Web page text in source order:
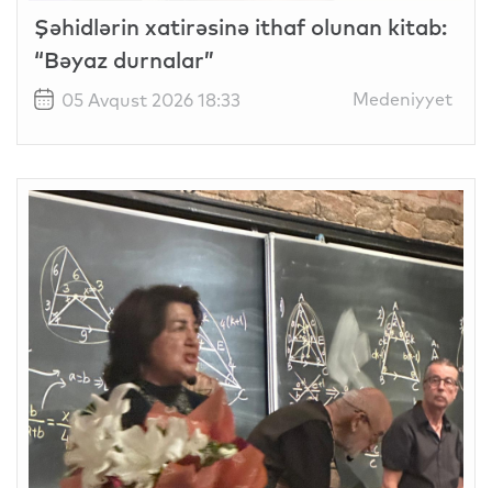
Şəhidlərin xatirəsinə ithaf olunan kitab:
“Bəyaz durnalar”
05 Avqust 2026 18:33 Medeniyyet